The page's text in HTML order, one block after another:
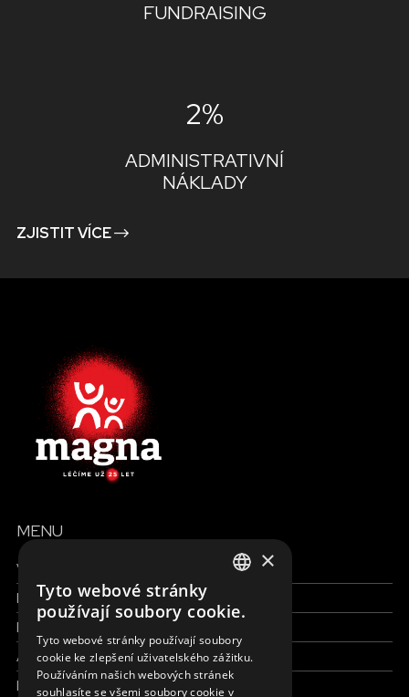
FUNDRAISING
2%
ADMINISTRATIVNÍ
NÁKLADY
ZJISTIT VÍCE
MENU
Všechny formy pomoci
Finance a reporty
Pracujte s námi
Aktuálně
Kdo jsme
CZECH
×
Tyto webové stránky
používají soubory cookie.
Tyto webové stránky používají soubory
cookie ke zlepšení uživatelského zážitku.
Používáním našich webových stránek
souhlasíte se všemi soubory cookie v